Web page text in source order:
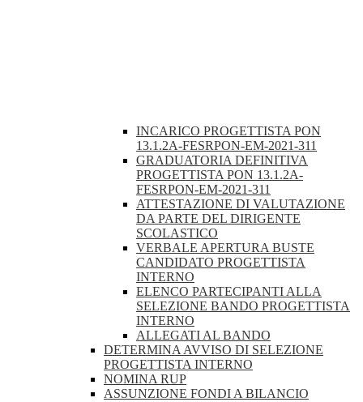
INCARICO PROGETTISTA PON
13.1.2A-FESRPON-EM-2021-311
GRADUATORIA DEFINITIVA
PROGETTISTA PON 13.1.2A-
FESRPON-EM-2021-311
ATTESTAZIONE DI VALUTAZIONE
DA PARTE DEL DIRIGENTE
SCOLASTICO
VERBALE APERTURA BUSTE
CANDIDATO PROGETTISTA
INTERNO
ELENCO PARTECIPANTI ALLA
SELEZIONE BANDO PROGETTISTA
INTERNO
ALLEGATI AL BANDO
DETERMINA AVVISO DI SELEZIONE
PROGETTISTA INTERNO
NOMINA RUP
ASSUNZIONE FONDI A BILANCIO